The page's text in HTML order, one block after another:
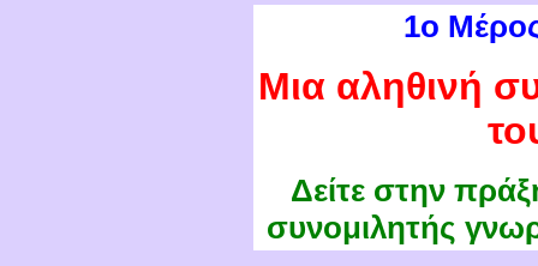
1ο
Μια αληθινή
Δείτε στην
συνομιλητής